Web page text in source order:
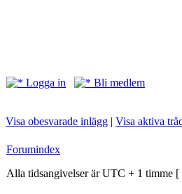
Logga in
Bli medlem
Visa obesvarade inlägg | Visa aktiva
Forumindex
Alla tidsangivelser är UTC + 1 timme [